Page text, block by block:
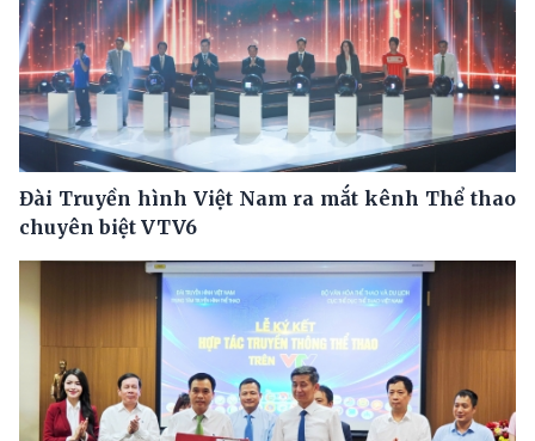
Đài Truyền hình Việt Nam ra mắt kênh Thể thao
chuyên biệt VTV6